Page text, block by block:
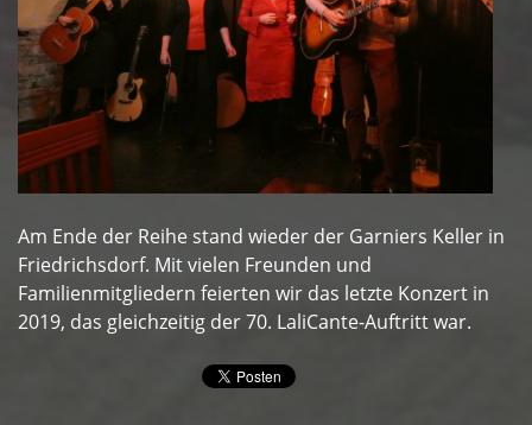
Am Ende der Reihe stand wieder der Garniers Keller in
Friedrichsdorf. Mit vielen Freunden und
Familienmitgliedern feierten wir das letzte Konzert in
2019, das gleichzeitig der 70. LaliCante-Auftritt war.